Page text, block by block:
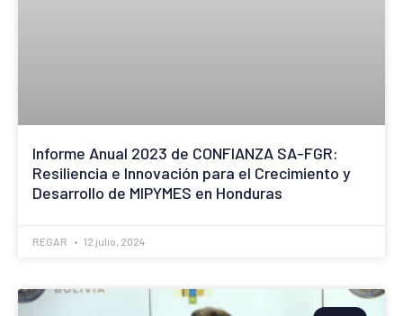
Informe Anual 2023 de CONFIANZA SA-FGR:
Resiliencia e Innovación para el Crecimiento y
Desarrollo de MIPYMES en Honduras
REGAR 12 julio, 2024